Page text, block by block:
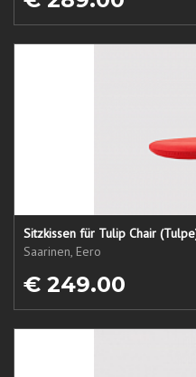
Sitzkissen für Tulip Chair
Saarinen, Eero
€ 249.00